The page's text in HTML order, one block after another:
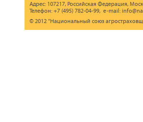
Адрес: 107217, Российская Федерация,
Телефон: +7 (495) 782-04-99, e-mail:
© 2012 "Национальный союз